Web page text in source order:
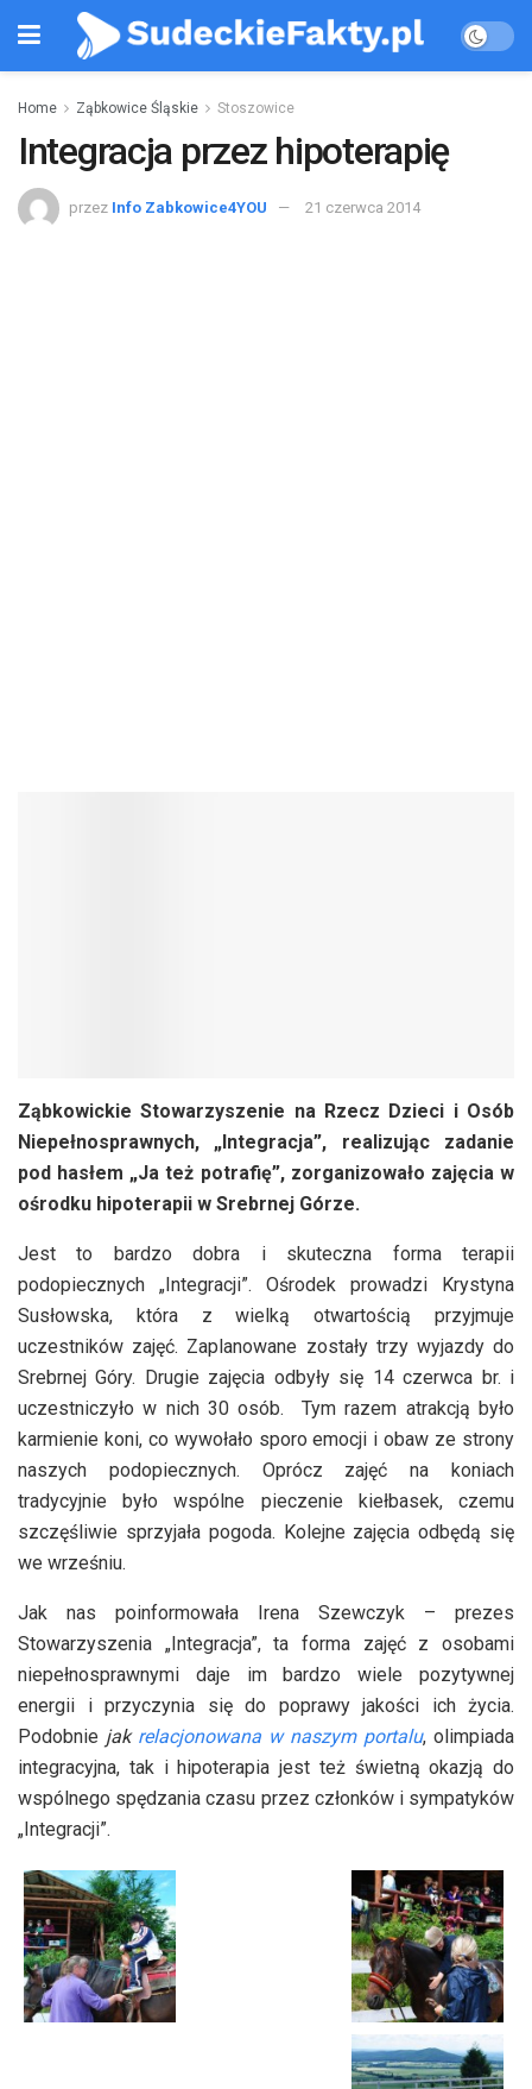
Home Ząbkowice Śląskie Stoszowice
Integracja przez hipoterapię
przez Info Zabkowice4YOU 21 czerwca 2014
Ząbkowickie Stowarzyszenie na Rzecz Dzieci i Osób
Niepełnosprawnych, „Integracja”, realizując zadanie
pod hasłem „Ja też potrafię”, zorganizowało zajęcia w
ośrodku hipoterapii w Srebrnej Górze.
Jest to bardzo dobra i skuteczna forma terapii
podopiecznych „Integracji”. Ośrodek prowadzi Krystyna
Susłowska, która z wielką otwartością przyjmuje
uczestników zajęć. Zaplanowane zostały trzy wyjazdy do
Srebrnej Góry. Drugie zajęcia odbyły się 14 czerwca br. i
uczestniczyło w nich 30 osób. Tym razem atrakcją było
karmienie koni, co wywołało sporo emocji i obaw ze strony
naszych podopiecznych. Oprócz zajęć na koniach
tradycyjnie było wspólne pieczenie kiełbasek, czemu
szczęśliwie sprzyjała pogoda. Kolejne zajęcia odbędą się
we wrześniu.
Jak nas poinformowała Irena Szewczyk – prezes
Stowarzyszenia „Integracja”, ta forma zajęć z osobami
niepełnosprawnymi daje im bardzo wiele pozytywnej
energii i przyczynia się do poprawy jakości ich życia.
Podobnie jak relacjonowana w naszym portalu, olimpiada
integracyjna, tak i hipoterapia jest też świetną okazją do
wspólnego spędzania czasu przez członków i sympatyków
„Integracji”.